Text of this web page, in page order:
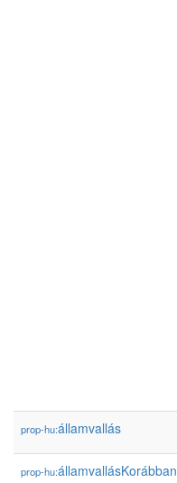
prop-hu:államvallás
prop-hu:államvallásKorábban